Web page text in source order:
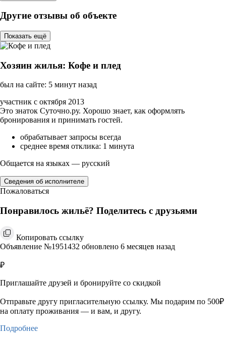
Другие отзывы об объекте
Показать ещё
Хозяин жилья: Кофе и плед
был на сайте: 5 минут назад
участник с октября 2013
Это знаток Суточно.ру. Хорошо знает, как оформлять
бронирования и принимать гостей.
обрабатывает запросы всегда
среднее время отклика: 1 минута
Общается на языках — русский
Сведения об исполнителе
Пожаловаться
Понравилось жильё? Поделитесь с друзьями
Копировать ссылку
Объявление №1951432 обновлено 6 месяцев назад
₽
Приглашайте друзей и бронируйте со скидкой
Отправьте другу пригласительную ссылку. Мы подарим по 500₽
на оплату проживания — и вам, и другу.
Подробнее